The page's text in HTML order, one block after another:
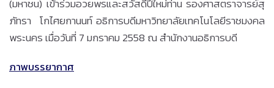
(มหาชน) เข้าร่วมอวยพรและสวัสดีปีใหม่ท่าน รองศาสตราจารย์สุ
ภัทรา โกไศยกานนท์ อธิการบดีมหาวิทยาลัยเทคโนโลยีราชมงคล
พระนคร เมื่อวันที่ 7 มกราคม 2558 ณ สำนักงานอธิการบดี
ภาพบรรยากาศ